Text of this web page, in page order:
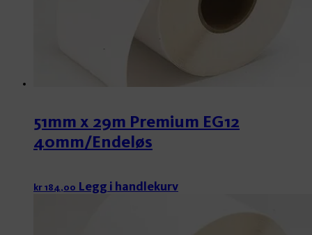
51mm x 29m Premium EG12
40mm/Endeløs
kr184,00 Legg i handlekurv